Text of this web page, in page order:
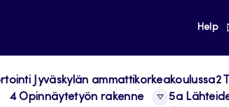
Help
Jyväskylän ammattikorkeakoulussa2
4 Opinnäytetyön rakenne
5a